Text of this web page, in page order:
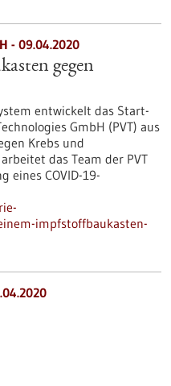
- 09.04.2020
gegen
entwickelt das Start-
GmbH (PVT) aus
Krebs und
das Team der PVT
eines COVID-19-
impfstoffbaukasten-